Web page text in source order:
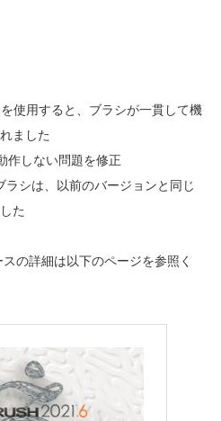
使用すると、ブラシが一貫して機
ました
作しない問題を修正
シは、以前のバージョンと同じ
た
の詳細は以下のページを参照く